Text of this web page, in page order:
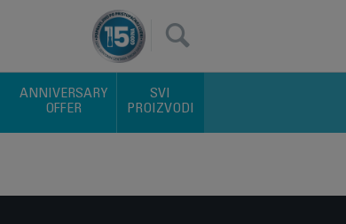
×
ANNIVERSARY
OFFER
SVI
PROIZVODI